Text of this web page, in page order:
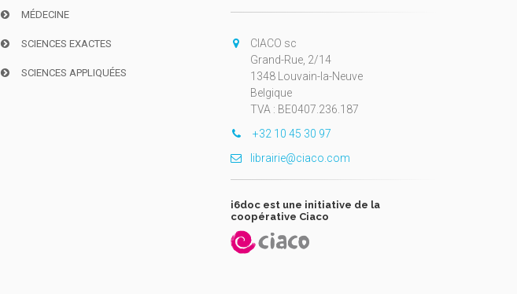
MÉDECINE
SCIENCES EXACTES
SCIENCES APPLIQUÉES
CIACO sc
Grand-Rue, 2/14
1348 Louvain-la-Neuve
Belgique
TVA : BE0407.236.187
+32 10 45 30 97
librairie@ciaco.com
i6doc est une initiative de la
coopérative Ciaco